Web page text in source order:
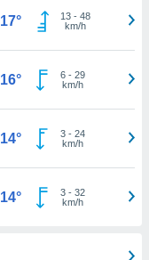
17° 13- 48
km/h
16° 6- 29
km/h
14° 3- 24
km/h
14° 3- 32
km/h